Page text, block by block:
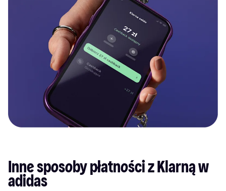
Inne sposoby płatności z Klarną w
adidas